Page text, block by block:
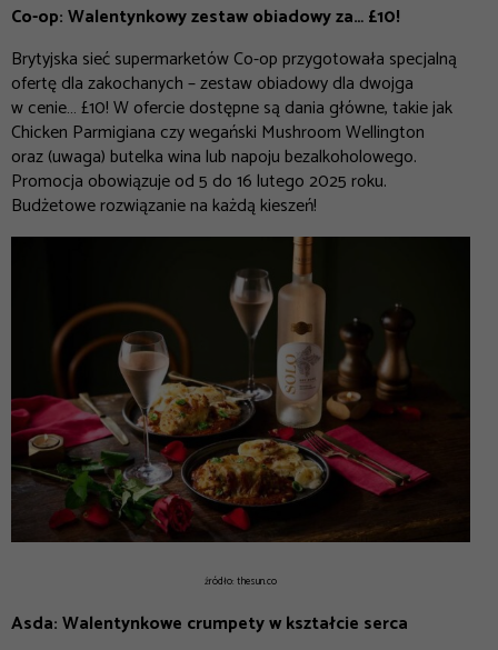
Co-op: Walentynkowy zestaw obiadowy za… £10!
Brytyjska sieć supermarketów Co-op przygotowała specjalną
ofertę dla zakochanych – zestaw obiadowy dla dwojga
w cenie… £10! W ofercie dostępne są dania główne, takie jak
Chicken Parmigiana czy wegański Mushroom Wellington
oraz (uwaga) butelka wina lub napoju bezalkoholowego.
Promocja obowiązuje od 5 do 16 lutego 2025 roku.
Budżetowe rozwiązanie na każdą kieszeń!
źródło: thesun.co
Asda: Walentynkowe crumpety w kształcie serca